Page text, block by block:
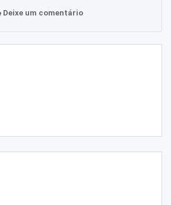
Deixe um comentário